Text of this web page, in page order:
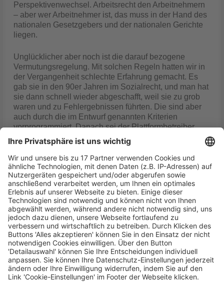
Perspektivenwechsel. Arbeitsrecht den Arbeitnehmern
– aber wer Arbeitnehmer ist, das muss in der Hand des
nationalen Gesetzgebers und der nationalen Gerichte
liegen.
Unglücklicher aber noch ist die darauf bezogene
Vermutungsregelung. Mit solchen Regeln hatten wir in
der Vergangenheit schlechte Erfahrung gemacht. Es
gab sie in den 90er Jahren im Sozialrecht, und man hat
sie dann schnell wieder abgeschafft, weil sie zu grob
waren und zu Fehlergebnissen führten. Die sind aber
auch durch die im Entwurf genannten Kriterien
vorprogrammiert. Danach sei der Plattformbetreiber
indiziell Arbeitgeber, wenn er die Höhe der Vergütung
festlegt oder zumindest Obergrenzen der Vergütung
bestimmt, die Ausführung der Arbeit elektronisch
überwacht, Möglichkeiten, Arbeits- oder
Abwesenheitszeiten frei zu wählen einschränkt, ebenso
wie Aufgaben anzunehmen oder abzulehnen oder
Unterauftragnehmer oder Ersatzkräfte in Anspruch zu
nehmen, Regeln im Hinblick auf äußere Erscheinung
oder Verhalten gegenüber dem Kunden formuliert, und
schließlich die Möglichkeit, einen Kundenstamm
aufzubauen oder Arbeiten für Dritte auszuführen,
einschränkt. Wenn nur zwei dieser Kriterien erfüllt sein
müssen: Nahezu jeder Plattformmitarbeiter wäre
Arbeitnehmer. Die genannten Kriterien aber haben
ganz unterschiedliches Gewicht, sie können in ganz